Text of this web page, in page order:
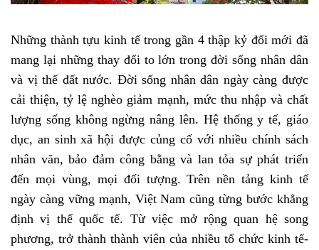
Những thành tựu kinh tế trong gần 4 thập kỷ đổi mới đã
mang lại những thay đổi to lớn trong đời sống nhân dân
và vị thế đất nước. Đời sống nhân dân ngày càng được
cải thiện, tỷ lệ nghèo giảm mạnh, mức thu nhập và chất
lượng sống không ngừng nâng lên. Hệ thống y tế, giáo
dục, an sinh xã hội được củng cố với nhiều chính sách
nhân văn, bảo đảm công bằng và lan tỏa sự phát triển
đến mọi vùng, mọi đối tượng. Trên nền tảng kinh tế
ngày càng vững mạnh, Việt Nam cũng từng bước khẳng
định vị thế quốc tế. Từ việc mở rộng quan hệ song
phương, trở thành thành viên của nhiều tổ chức kinh tế-